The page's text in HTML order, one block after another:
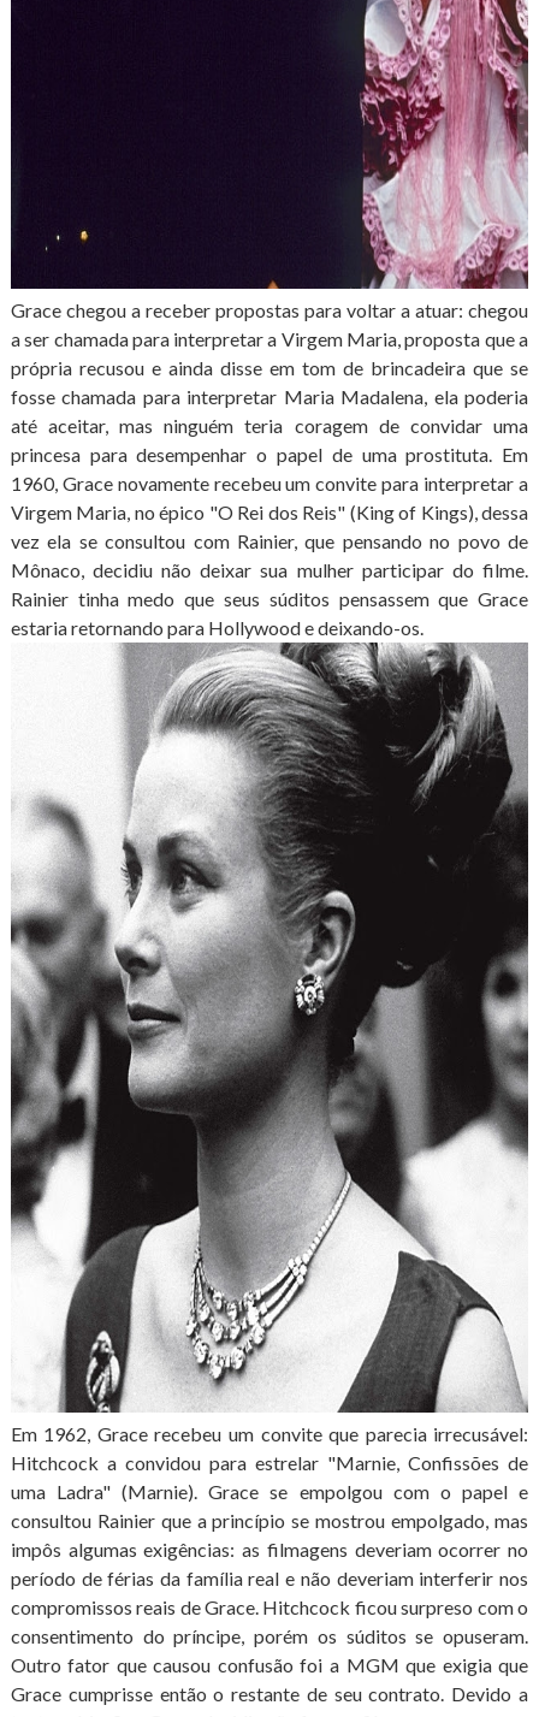
Grace chegou a receber propostas para voltar a atuar: chegou
a ser chamada para interpretar a Virgem Maria, proposta que a
própria recusou e ainda disse em tom de brincadeira que se
fosse chamada para interpretar Maria Madalena, ela poderia
até aceitar, mas ninguém teria coragem de convidar uma
princesa para desempenhar o papel de uma prostituta. Em
1960, Grace novamente recebeu um convite para interpretar a
Virgem Maria, no épico "O Rei dos Reis" (King of Kings), dessa
vez ela se consultou com Rainier, que pensando no povo de
Mônaco, decidiu não deixar sua mulher participar do filme.
Rainier tinha medo que seus súditos pensassem que Grace
estaria retornando para Hollywood e deixando-os.
Em 1962, Grace recebeu um convite que parecia irrecusável:
Hitchcock a convidou para estrelar "Marnie, Confissões de
uma Ladra" (Marnie). Grace se empolgou com o papel e
consultou Rainier que a princípio se mostrou empolgado, mas
impôs algumas exigências: as filmagens deveriam ocorrer no
período de férias da família real e não deveriam interferir nos
compromissos reais de Grace. Hitchcock ficou surpreso com o
consentimento do príncipe, porém os súditos se opuseram.
Outro fator que causou confusão foi a MGM que exigia que
Grace cumprisse então o restante de seu contrato. Devido a